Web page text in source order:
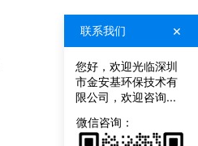
我
联系我们 ×
您好，欢迎光临深圳
市金安基环保技术有
限公司，欢迎咨询...
微信咨询：